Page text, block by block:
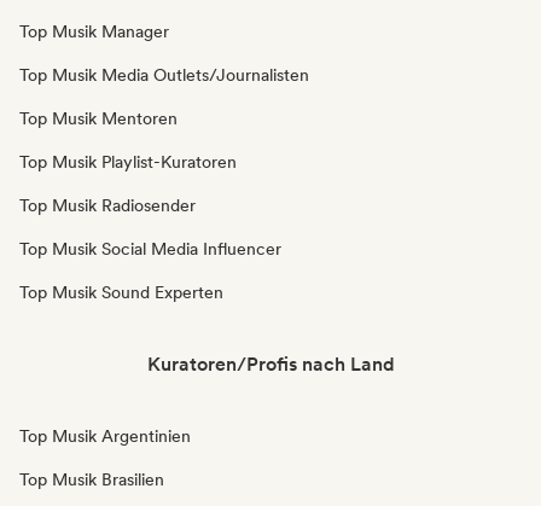
Top Musik Manager
Top Musik Media Outlets/Journalisten
Top Musik Mentoren
Top Musik Playlist-Kuratoren
Top Musik Radiosender
Top Musik Social Media Influencer
Top Musik Sound Experten
Kuratoren/Profis nach Land
Top Musik Argentinien
Top Musik Brasilien